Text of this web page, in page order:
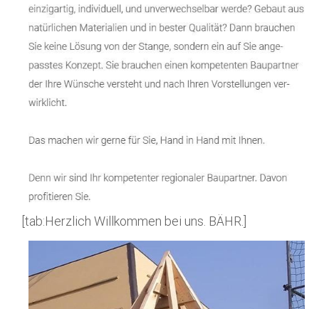
[tab:Herzlich Willkommen bei uns. BÄHR.]